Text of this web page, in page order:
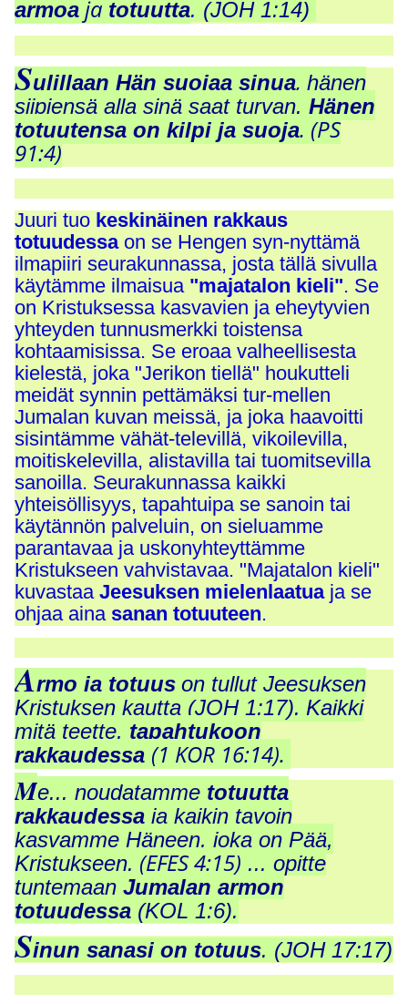
armoa ja totuutta. (JOH 1:14)
Sulillaan Hän suojaa sinua,hänen
siipiensä alla sinä saat turvan. Hänen
totuutensa on kilpi ja suoja. (PS
91:4)
Juuri tuo keskinäinen rakkaus
totuudessaon se Hengen syn-nyttämä
ilmapiiri seurakunnassa, josta tällä sivulla
käytämme ilmaisua "majatalon kieli". Se
on Kristuksessa kasvavien ja eheytyvien
yhteyden tunnusmerkki toistensa
kohtaamisissa. Se eroaa valheellisesta
kielestä, joka "Jerikon tiellä" houkutteli
meidät synnin pettämäksitur-mellen
Jumalan kuvan meissä, ja joka haavoitti
sisintämme vähät-televillä, vikoilevilla,
moitiskelevilla, alistavilla tai tuomitsevilla
sanoilla. Seurakunnassa kaikki
yhteisöllisyys, tapahtuipa se sanoin tai
käytännön palveluin, on sieluamme
parantavaa ja uskonyhteyttämme
Kristukseen vahvistavaa. "Majatalon kieli"
kuvastaaJeesuksen mielenlaatuaja se
ohjaa aina sanan totuuteen.
Armo ja totuus on tullut Jeesuksen
Kristuksen kautta (JOH 1:17). Kaikki
mitä teette, tapahtukoon
rakkaudessa (1 KOR 16:14).
Me... noudatamme totuutta
rakkaudessa ja kaikin tavoin
kasvamme Häneen, joka on Pää,
Kristukseen. (EFES 4:15) ... opitte
tuntemaanJumalan armon
totuudessa (KOL 1:6).
Sinun sanasi on totuus. (JOH 17:17)